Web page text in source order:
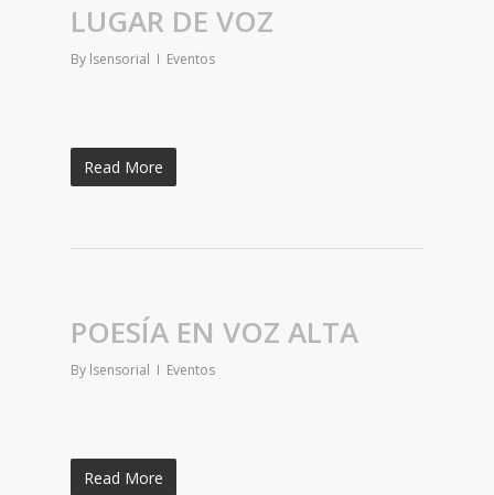
LUGAR DE VOZ
By lsensorial Eventos
Read More
POESÍA EN VOZ ALTA
By lsensorial Eventos
Read More